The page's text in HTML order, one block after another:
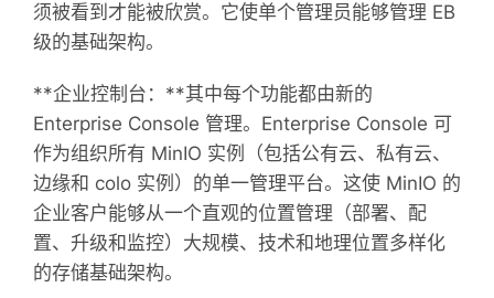
须被看到才能被欣赏。它使单个管理员能够管理 EB
级的基础架构。
**企业控制台：**其中每个功能都由新的
Enterprise Console 管理。Enterprise Console 可
作为组织所有 MinIO 实例（包括公有云、私有云、
边缘和 colo 实例）的单一管理平台。这使 MinIO 的
企业客户能够从一个直观的位置管理（部署、配
置、升级和监控）大规模、技术和地理位置多样化
的存储基础架构。